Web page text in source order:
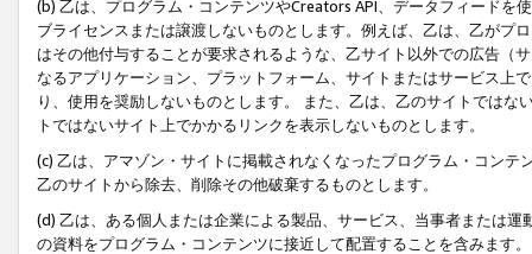
(b) 乙は、プログラム・コンテンツやCreators API、データフィード
ブライセンスまたは譲渡しないものとします。例えば、乙は、乙がプ
はその他付与することが要求されるような、乙サイト以外での広告（
なるアプリケーション、プラットフォーム、サイトまたはサービス上
り、使用を奨励しないものとします。 また、乙は、乙のサイトでは
トではないサイト上でかかるリンクを表示しないものとします。
(c) 乙は、アマゾン・サイトに掲載されなくなったプログラム・コン
乙のサイトから除去、削除その他破棄するものとします。
(d) 乙は、ある個人または企業による製品、サービス、当事者または
の資料をプログラム・コンテンツに接近して配置することを含みます